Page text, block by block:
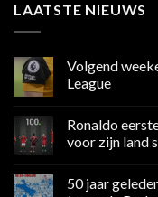
LAATSTE NIEUWS
Volgend
League
op
weekend
media
in
Ronaldo
voor zijn land
op
Ronaldo
50 jaar